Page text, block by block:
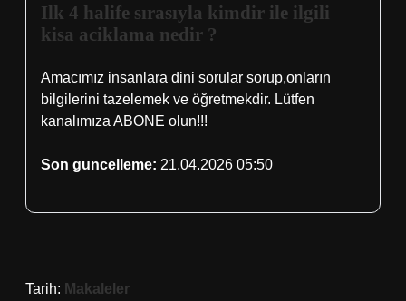
Ilk 4 halife sırasıyla kimdir ile ilgili
kisa aciklama nedir ?
Amacımız insanlara dini sorular sorup,onların
bilgilerini tazelemek ve öğretmekdir. Lütfen
kanalımıza ABONE olun!!!
Son guncelleme: 21.04.2026 05:50
Tarih: Makaleler